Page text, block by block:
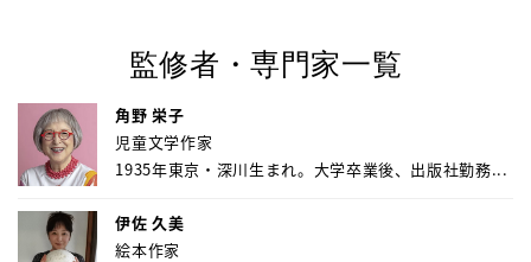
監修者・専門家一覧
角野 栄子
児童文学作家
1935年東京・深川生まれ。大学卒業後、出版社勤務...
伊佐 久美
絵本作家